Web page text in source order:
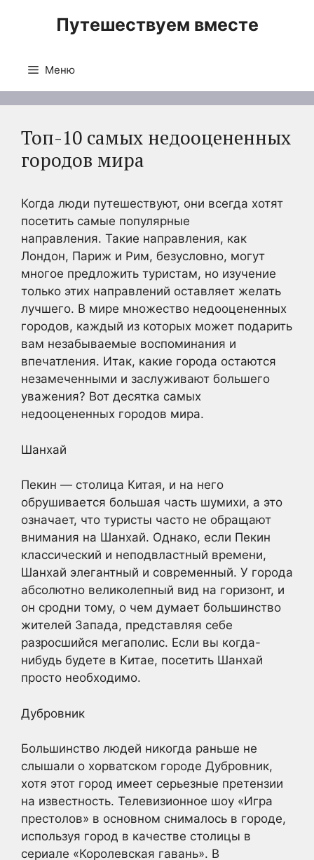
Путешествуем вместе
Меню
Топ-10 самых недооцененных
городов мира
Когда люди путешествуют, они всегда хотят
посетить самые популярные
направления. Такие направления, как
Лондон, Париж и Рим, безусловно, могут
многое предложить туристам, но изучение
только этих направлений оставляет желать
лучшего. В мире множество недооцененных
городов, каждый из которых может подарить
вам незабываемые воспоминания и
впечатления. Итак, какие города остаются
незамеченными и заслуживают большего
уважения? Вот десятка самых
недооцененных городов мира.
Шанхай
Пекин — столица Китая, и на него
обрушивается большая часть шумихи, а это
означает, что туристы часто не обращают
внимания на Шанхай. Однако, если Пекин
классический и неподвластный времени,
Шанхай элегантный и современный. У города
абсолютно великолепный вид на горизонт, и
он сродни тому, о чем думает большинство
жителей Запада, представляя себе
разросшийся мегаполис. Если вы когда-
нибудь будете в Китае, посетить Шанхай
просто необходимо.
Дубровник
Большинство людей никогда раньше не
слышали о хорватском городе Дубровник,
хотя этот город имеет серьезные претензии
на известность. Телевизионное шоу «Игра
престолов» в основном снималось в городе,
используя город в качестве столицы в
сериале «Королевская гавань». В